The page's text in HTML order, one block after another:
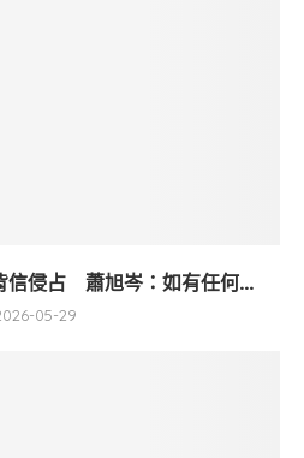
信侵占 蕭旭岑：如有任何...
05-29